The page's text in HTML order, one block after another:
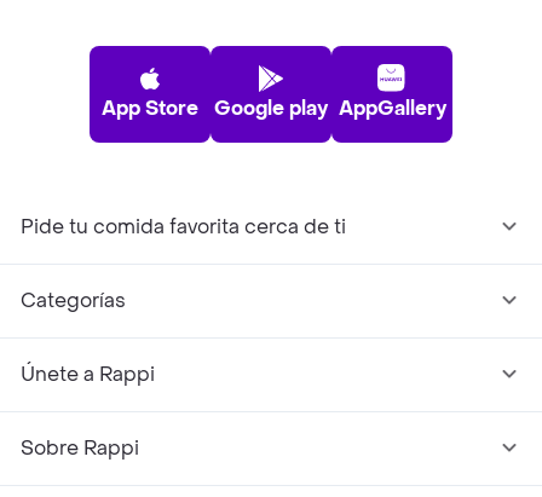
App Store Google play AppGallery
Pide tu comida favorita cerca de ti
Categorías
Únete a Rappi
Sobre Rappi